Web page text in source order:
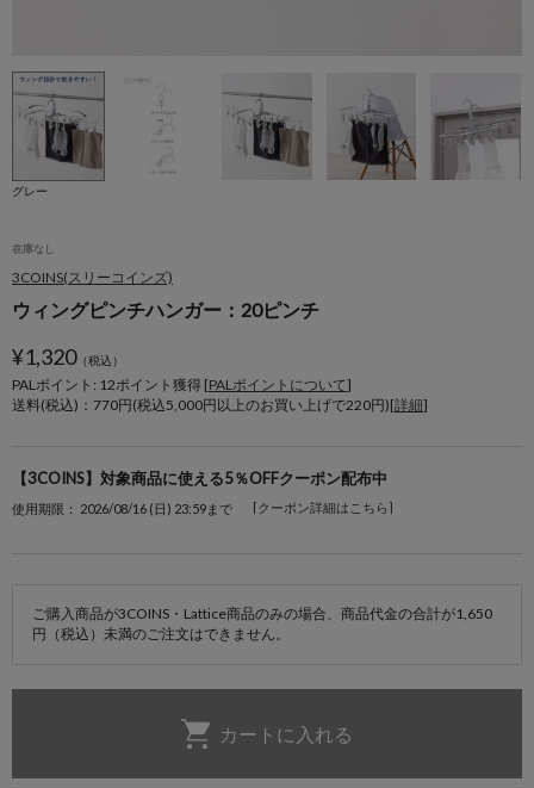
グレー
在庫なし
3COINS(スリーコインズ)
ウィングピンチハンガー：20ピンチ
¥1,320（税込）
PALポイント: 12ポイント獲得 [PALポイントについて]
送料(税込)：770円(税込5,000円以上のお買い上げで220円)[詳細]
【3COINS】対象商品に使える5％OFFクーポン配布中
使用期限： 2026/08/16 (日) 23:59まで [クーポン詳細はこちら]
ご購入商品が3COINS・Lattice商品のみの場合、商品代金の合計が1,650
円（税込）未満のご注文はできません。